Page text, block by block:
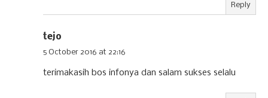
Reply
tejo
5 October 2016 at 22:16
terimakasih bos infonya dan salam sukses selalu